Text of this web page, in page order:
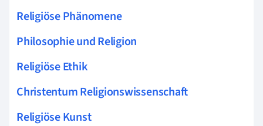
Religiöse Phänomene
Philosophie und Religion
Religiöse Ethik
Christentum Religionswissenschaft
Religiöse Kunst